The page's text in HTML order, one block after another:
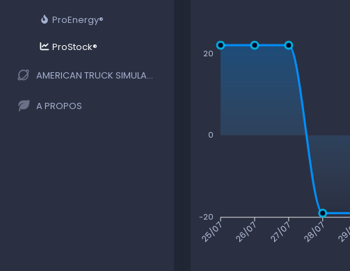
ProEnergy®
ProStock®
AMERICAN TRUCK SIMULATOR
A PROPOS
20
0
-20
25/07 26/07 27/07 28/07